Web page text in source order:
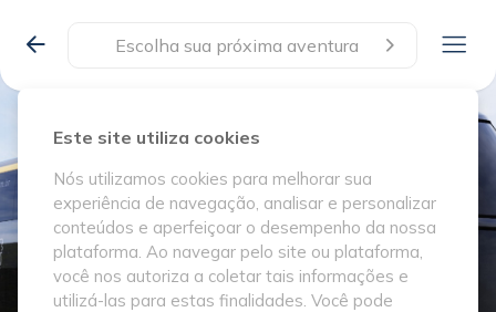
Este site utiliza cookies
Nós utilizamos cookies para melhorar sua
experiência de navegação, analisar e personalizar
conteúdos e aperfeiçoar o desempenho da nossa
plataforma. Ao navegar pelo site ou plataforma,
você nos autoriza a coletar tais informações e
utilizá-las para estas finalidades. Você pode
Escolha sua próxima aventura